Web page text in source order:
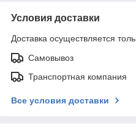
Условия доставки
Доставка осуществляется
Самовывоз
Транспортная компания
Все условия доставки